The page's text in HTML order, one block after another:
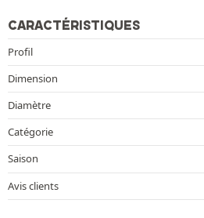
CARACTÉRISTIQUES
Profil
Dimension
Diamètre
Catégorie
Saison
Avis clients